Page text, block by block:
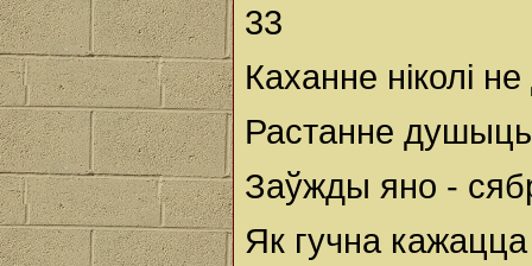
33
Каханне ніколі
Растанне душыць
Заўжды яно -
Як гучна